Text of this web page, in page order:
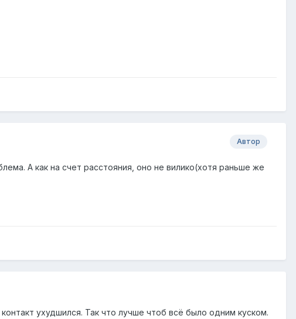
Автор
А как на счет расстояния, оно не вилико(хотя раньше же
ухудшился. Так что лучше чтоб всё было одним куском.